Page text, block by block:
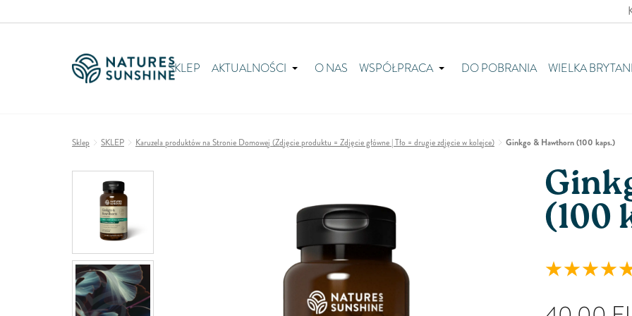
SKLEP AKTUALNOŚCI O NAS WSPÓŁPRACA DO POBRANIA WIELKA BRYTANIA
Sklep SKLEP Karuzela produktów na Stronie Domowej (Zdjęcie produktu = Zdjęcie główne | Tło = drugie zdjęcie w kolejce) Ginkgo & Hawthorn (100 kaps.)
(100